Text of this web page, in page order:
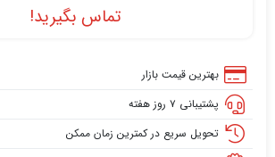
تماس بگیرید!
بهترین قیمت بازار
پشتیبانی ۷ روز هفته
تحویل سریع در کمترین زمان ممکن